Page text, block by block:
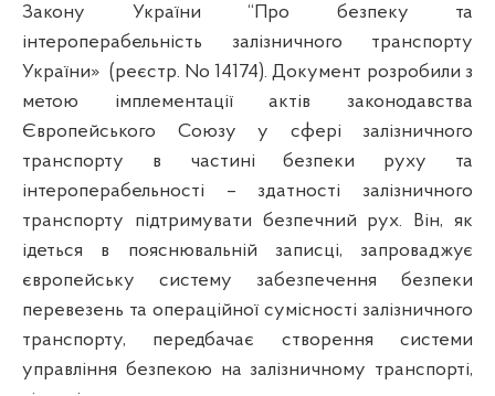
Закону України “Про безпеку та
інтероперабельність залізничного транспорту
України» (реєстр. No 14174). Документ розробили з
метою імплементації актів законодавства
Європейського Союзу у сфері залізничного
транспорту в частині безпеки руху та
інтероперабельності – здатності залізничного
транспорту підтримувати безпечний рух. Він, як
ідеться в пояснювальній записці, запроваджує
європейську систему забезпечення безпеки
перевезень та операційної сумісності залізничного
транспорту, передбачає створення системи
управління безпекою на залізничному транспорті,